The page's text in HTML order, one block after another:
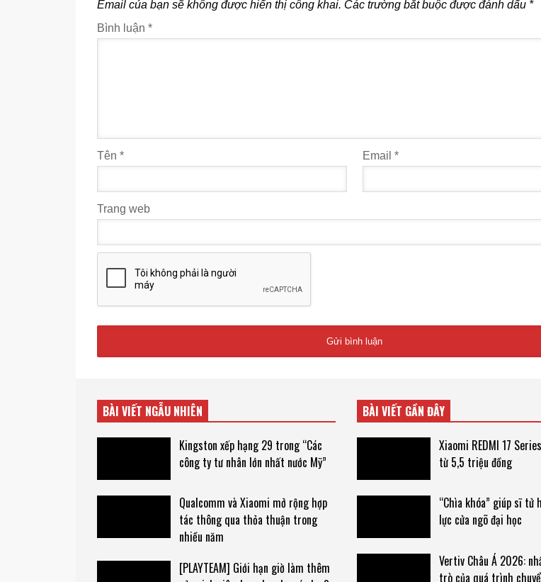
Email của bạn sẽ không được hiển thị công khai. Các trường bắt buộc được đánh dấu *
Bình luận *
Tên * Email *
Trang web
BÀI VIẾT NGẪU NHIÊN
Kingston xếp hạng 29 trong “Các
công ty tư nhân lớn nhất nước Mỹ”
Qualcomm và Xiaomi mở rộng hợp
tác thông qua thỏa thuận trong
nhiều năm
[PLAYTEAM] Giới hạn giờ làm thêm
BÀI VIẾT GẦN ĐÂY
Xiaomi REDMI 17
từ 5,5 triệu đồng
“Chìa khóa” giúp sĩ tử
lực cửa ngõ đại học
Vertiv Châu Á 2026:
trò của quá trình